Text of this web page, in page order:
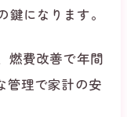
になります。
燃費改善で年間
管理で家計の安